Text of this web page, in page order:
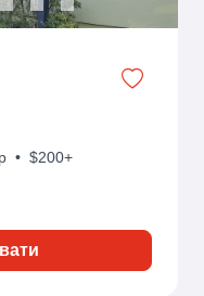
• $200+